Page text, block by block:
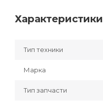
Характеристики
Тип техники
Марка
Тип запчасти